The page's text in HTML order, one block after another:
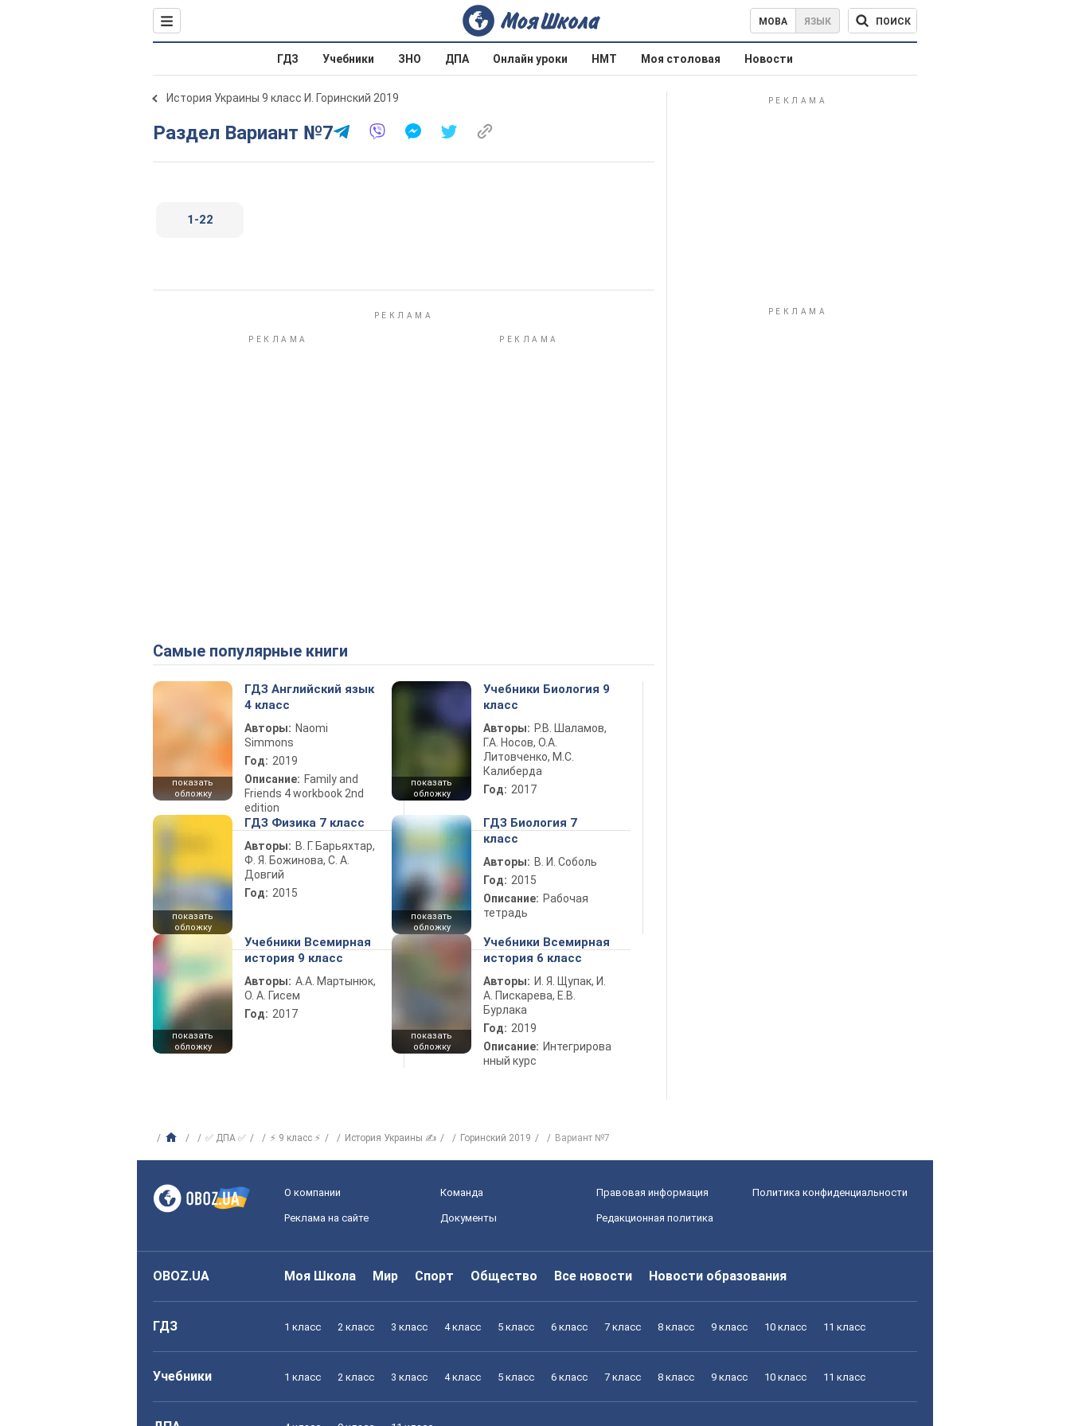
МОВА ЯЗЫК ПОИСК
ГДЗ Учебники ЗНО ДПА Онлайн уроки НМТ Моя столовая Новости
История Украины 9 класс И. Горинский 2019
Раздел Вариант №7
1-22
Самые популярные книги
показать
обложку
ГДЗ Английский язык
4 класс
Авторы: Naomi
Simmons
Год: 2019
Описание: Family and
Friends 4 workbook 2nd
edition
показать
обложку
Учебники Биология 9
класс
Авторы: Р.В. Шаламов,
Г.А. Носов, О.А.
Литовченко, М.С.
Калиберда
Год: 2017
показать
обложку
ГДЗ Физика 7 класс
Авторы: В. Г. Барьяхтар,
Ф. Я. Божинова, С. А.
Довгий
Год: 2015
показать
обложку
ГДЗ Биология 7
класс
Авторы: В. И. Соболь
Год: 2015
Описание: Рабочая
тетрадь
показать
обложку
Учебники Всемирная
история 9 класс
Авторы: А.А. Мартынюк,
О. А. Гисем
Год: 2017
показать
обложку
Учебники Всемирная
история 6 класс
Авторы: И. Я. Щупак, И.
А. Пискарева, Е.В.
Бурлака
Год: 2019
Описание: Интегрирова
нный курс
✅ ДПА ✅ ⚡ 9 класс ⚡ История Украины ✍ Горинский 2019 Вариант №7
О компании Команда Правовая информация Политика конфиденциальности
Реклама на сайте Документы Редакционная политика
OBOZ.UA Моя Школа Мир Спорт Общество Все новости Новости образования
ГДЗ 1 класс 2 класс 3 класс 4 класс 5 класс 6 класс 7 класс 8 класс 9 класс 10 класс 11 класс
Учебники 1 класс 2 класс 3 класс 4 класс 5 класс 6 класс 7 класс 8 класс 9 класс 10 класс 11 класс